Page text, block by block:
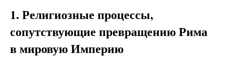
1. Религиозные процессы,
сопутствующие превращению Рима
в мировую Империю